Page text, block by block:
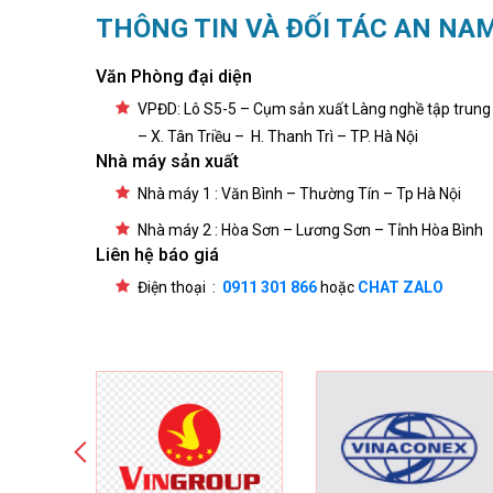
THÔNG TIN VÀ ĐỐI TÁC AN
Văn Phòng đại diện
VPĐD: Lô S5-5 – Cụm sản xuất Làng nghề tập trung
– X. Tân Triều – H. Thanh Trì – TP. Hà Nội
Nhà máy sản xuất
Nhà máy 1 : Văn Bình – Thường Tín – Tp Hà Nội
Nhà máy 2 : Hòa Sơn – Lương Sơn – Tỉnh Hòa Bình
Liên hệ báo giá
Điện thoại : 0911 301 866 hoặc CHAT ZALO